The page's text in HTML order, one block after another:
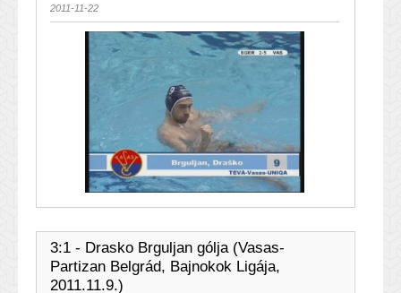
2011-11-22
3:1 - Drasko Brguljan gólja (Vasas-
Partizan Belgrád, Bajnokok Ligája,
2011.11.9.)